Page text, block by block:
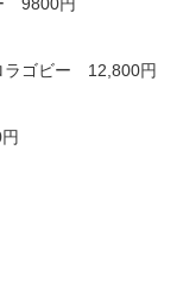
ラゴビー 12,800円